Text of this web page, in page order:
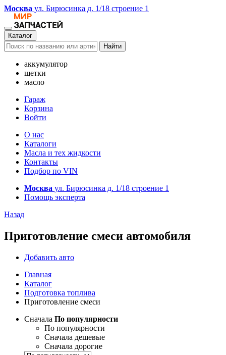
Москва ул. Бирюсинка д. 1/18 строение 1
Каталог
Найти
аккумулятор
щетки
масло
Гараж
Корзина
Войти
О нас
Каталоги
Масла и тех жидкости
Контакты
Подбор по VIN
Москва ул. Бирюсинка д. 1/18 строение 1
Помощь эксперта
Назад
Приготовление смеси автомобиля
Добавить авто
Главная
Каталог
Подготовка топлива
Приготовление смеси
Сначала По популярности
По популярности
Сначала дешевые
Сначала дорогие